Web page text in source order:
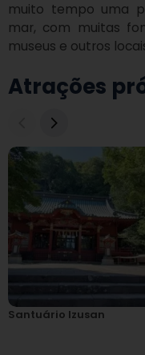
muito tempo uma
mar, com muitas
museus e outros
Atrações
Santuário Izusan